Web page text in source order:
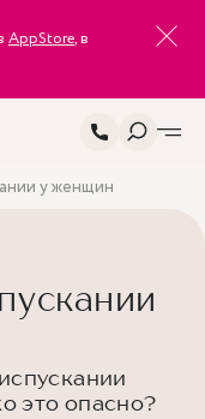
AppStore, в
у женщин
это опасно?